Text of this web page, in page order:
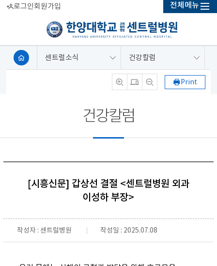
로그인회원가입 전체메뉴
센트럴소식 건강칼럼
Print
건강칼럼
[시흥신문] 갑상선 결절 <센트럴병원 외과
이성하 부장>
작성자 : 센트럴병원 작성일 : 2025.07.08